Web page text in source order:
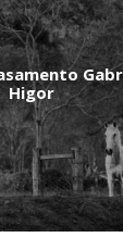
Higor